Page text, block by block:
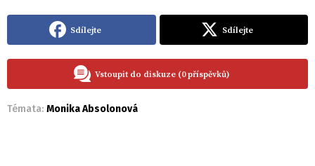
Sdílejte Sdílejte
Vstoupit do diskuze (0 příspěvků)
Témata: Monika Absolonová